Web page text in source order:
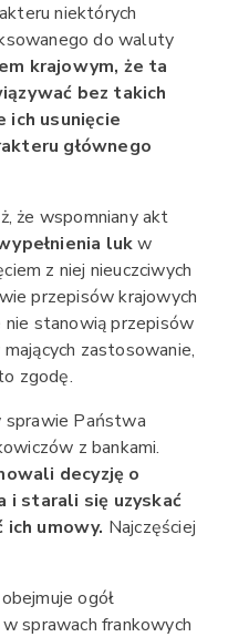
niektórych
do waluty
krajowym, że ta
bez takich
ich usunięcie
głównego
że wspomniany akt
lukw
z niej nieuczciwych
przepisów krajowych
nie stanowią przepisów
zastosowanie,
zgodę.
sprawie Państwa
z bankami.
decyzję o
i starali się uzyskać
umowy. Najczęściej
ogół
sprawach frankowych